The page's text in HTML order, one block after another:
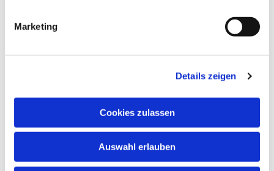
Marketing
Details zeigen
Cookies zulassen
Auswahl erlauben
interessieren